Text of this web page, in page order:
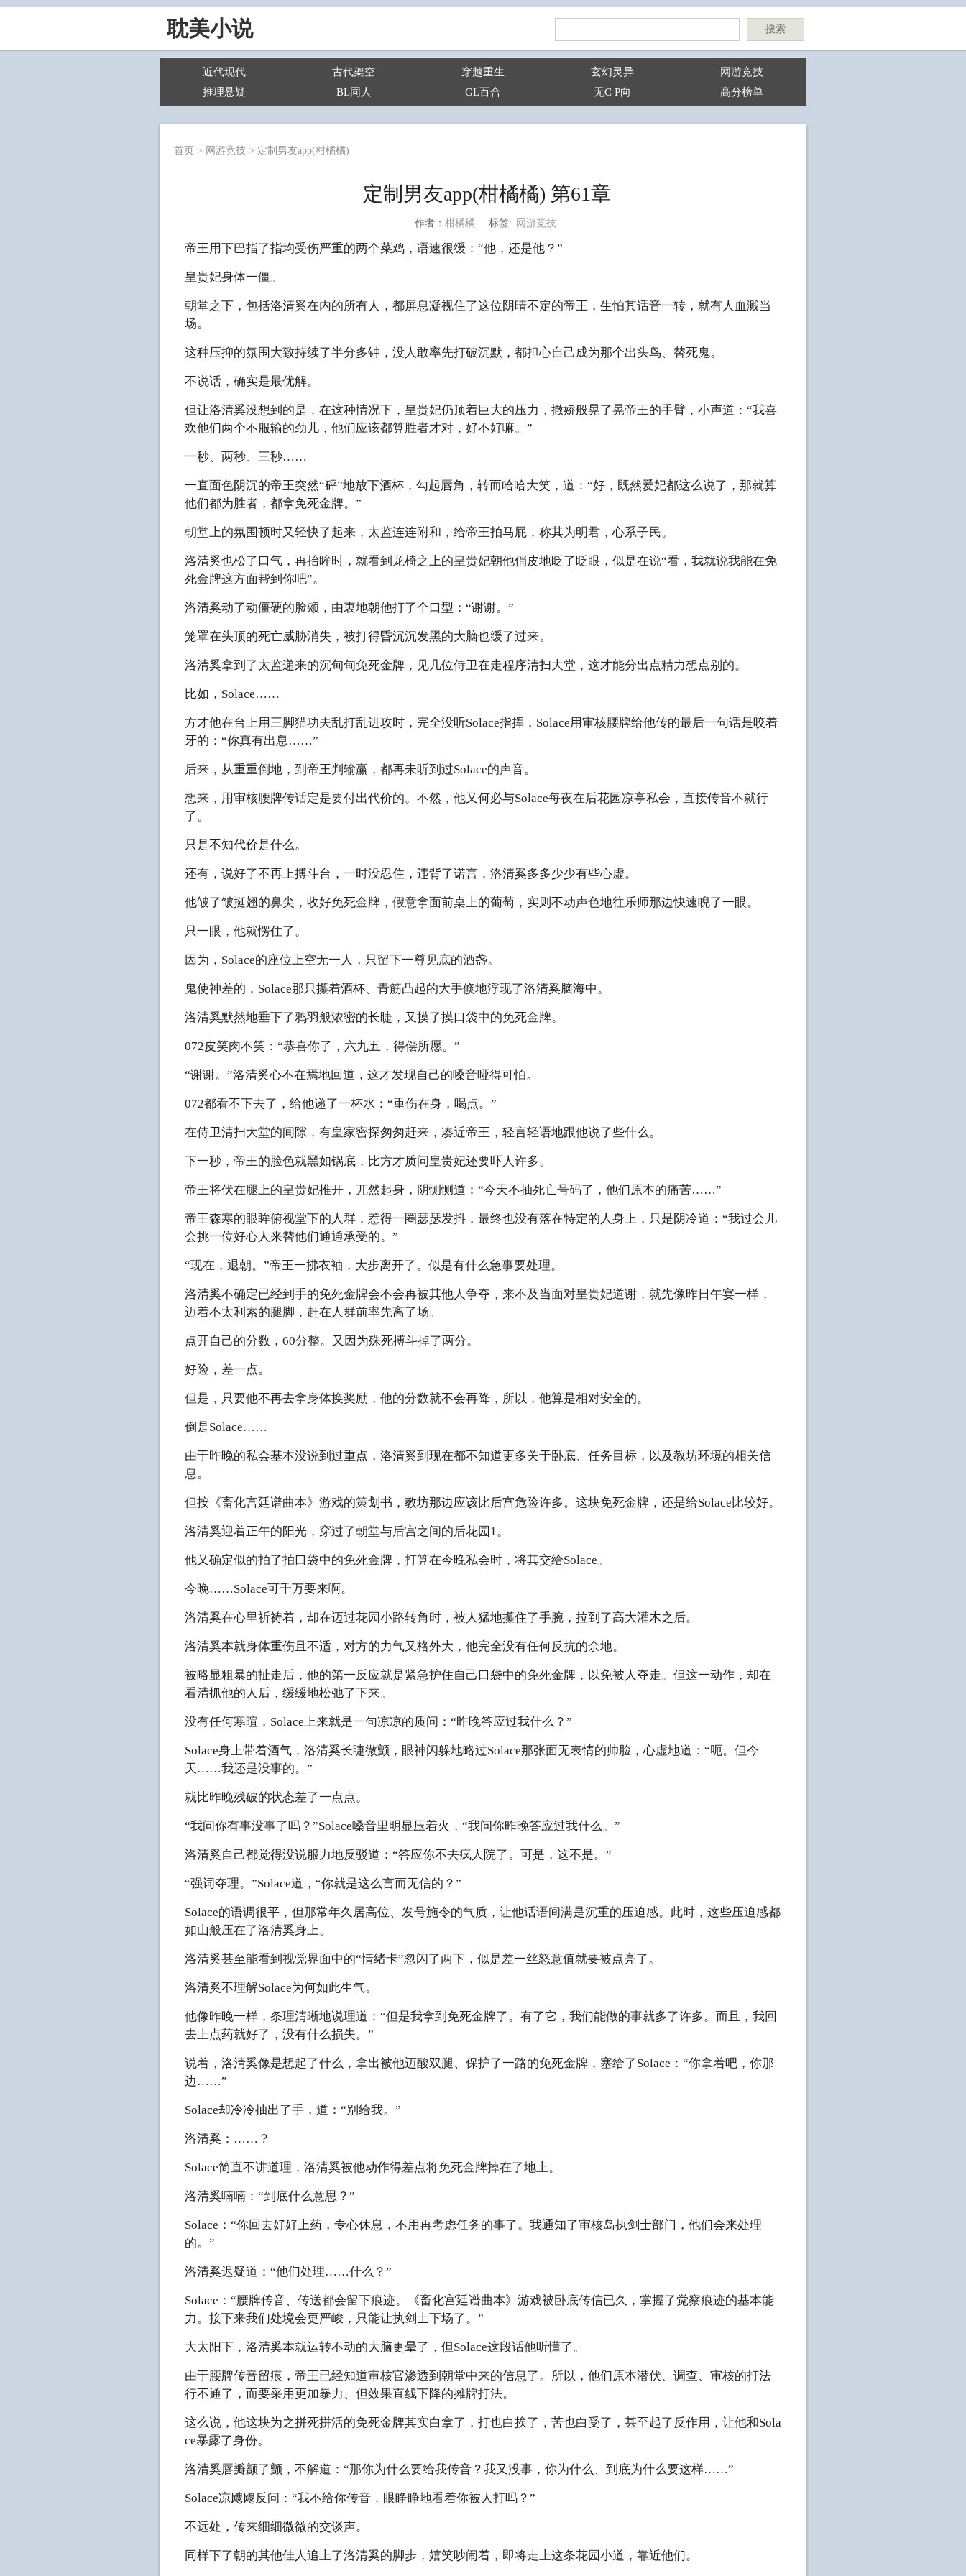
耽美小说 搜索
近代现代 古代架空 穿越重生 玄幻灵异
网游竞技
推理悬疑
BL同人 GL百合 无C P向 高分榜单
首页 > 网游竞技 > 定制男友app(柑橘橘)
定制男友app(柑橘橘) 第61章
作者： 柑橘橘 标签: 网游竞技
帝王用下巴指了指均受伤严重的两个菜鸡，语速很缓：“他，还是他？”
皇贵妃身体一僵。
朝堂之下，包括洛清奚在内的所有人，都屏息凝视住了这位阴晴不定的帝王，生怕其话音一转，就有人血溅当
场。
这种压抑的氛围大致持续了半分多钟，没人敢率先打破沉默，都担心自己成为那个出头鸟、替死鬼。
不说话，确实是最优解。
但让洛清奚没想到的是，在这种情况下，皇贵妃仍顶着巨大的压力，撒娇般晃了晃帝王的手臂，小声道：“我喜
欢他们两个不服输的劲儿，他们应该都算胜者才对，好不好嘛。”
一秒、两秒、三秒……
一直面色阴沉的帝王突然“砰”地放下酒杯，勾起唇角，转而哈哈大笑，道：“好，既然爱妃都这么说了，那就算
他们都为胜者，都拿免死金牌。”
朝堂上的氛围顿时又轻快了起来，太监连连附和，给帝王拍马屁，称其为明君，心系子民。
洛清奚也松了口气，再抬眸时，就看到龙椅之上的皇贵妃朝他俏皮地眨了眨眼，似是在说“看，我就说我能在免
死金牌这方面帮到你吧”。
洛清奚动了动僵硬的脸颊，由衷地朝他打了个口型：“谢谢。”
笼罩在头顶的死亡威胁消失，被打得昏沉沉发黑的大脑也缓了过来。
洛清奚拿到了太监递来的沉甸甸免死金牌，见几位侍卫在走程序清扫大堂，这才能分出点精力想点别的。
比如，Solace……
方才他在台上用三脚猫功夫乱打乱进攻时，完全没听Solace指挥，Solace用审核腰牌给他传的最后一句话是咬着
牙的：“你真有出息……”
后来，从重重倒地，到帝王判输赢，都再未听到过Solace的声音。
想来，用审核腰牌传话定是要付出代价的。不然，他又何必与Solace每夜在后花园凉亭私会，直接传音不就行
了。
只是不知代价是什么。
还有，说好了不再上搏斗台，一时没忍住，违背了诺言，洛清奚多多少少有些心虚。
他皱了皱挺翘的鼻尖，收好免死金牌，假意拿面前桌上的葡萄，实则不动声色地往乐师那边快速睨了一眼。
只一眼，他就愣住了。
因为，Solace的座位上空无一人，只留下一尊见底的酒盏。
鬼使神差的，Solace那只攥着酒杯、青筋凸起的大手倏地浮现了洛清奚脑海中。
洛清奚默然地垂下了鸦羽般浓密的长睫，又摸了摸口袋中的免死金牌。
072皮笑肉不笑：“恭喜你了，六九五，得偿所愿。”
“谢谢。”洛清奚心不在焉地回道，这才发现自己的嗓音哑得可怕。
072都看不下去了，给他递了一杯水：“重伤在身，喝点。”
在侍卫清扫大堂的间隙，有皇家密探匆匆赶来，凑近帝王，轻言轻语地跟他说了些什么。
下一秒，帝王的脸色就黑如锅底，比方才质问皇贵妃还要吓人许多。
帝王将伏在腿上的皇贵妃推开，兀然起身，阴恻恻道：“今天不抽死亡号码了，他们原本的痛苦……”
帝王森寒的眼眸俯视堂下的人群，惹得一圈瑟瑟发抖，最终也没有落在特定的人身上，只是阴冷道：“我过会儿
会挑一位好心人来替他们通通承受的。”
“现在，退朝。”帝王一拂衣袖，大步离开了。似是有什么急事要处理。
洛清奚不确定已经到手的免死金牌会不会再被其他人争夺，来不及当面对皇贵妃道谢，就先像昨日午宴一样，
迈着不太利索的腿脚，赶在人群前率先离了场。
点开自己的分数，60分整。又因为殊死搏斗掉了两分。
好险，差一点。
但是，只要他不再去拿身体换奖励，他的分数就不会再降，所以，他算是相对安全的。
倒是Solace……
由于昨晚的私会基本没说到过重点，洛清奚到现在都不知道更多关于卧底、任务目标，以及教坊环境的相关信
息。
但按《畜化宫廷谱曲本》游戏的策划书，教坊那边应该比后宫危险许多。这块免死金牌，还是给Solace比较好。
洛清奚迎着正午的阳光，穿过了朝堂与后宫之间的后花园1。
他又确定似的拍了拍口袋中的免死金牌，打算在今晚私会时，将其交给Solace。
今晚……Solace可千万要来啊。
洛清奚在心里祈祷着，却在迈过花园小路转角时，被人猛地攥住了手腕，拉到了高大灌木之后。
洛清奚本就身体重伤且不适，对方的力气又格外大，他完全没有任何反抗的余地。
被略显粗暴的扯走后，他的第一反应就是紧急护住自己口袋中的免死金牌，以免被人夺走。但这一动作，却在
看清抓他的人后，缓缓地松弛了下来。
没有任何寒暄，Solace上来就是一句凉凉的质问：“昨晚答应过我什么？”
Solace身上带着酒气，洛清奚长睫微颤，眼神闪躲地略过Solace那张面无表情的帅脸，心虚地道：“呃。但今
天……我还是没事的。”
就比昨晚残破的状态差了一点点。
“我问你有事没事了吗？”Solace嗓音里明显压着火，“我问你昨晚答应过我什么。”
洛清奚自己都觉得没说服力地反驳道：“答应你不去疯人院了。可是，这不是。”
“强词夺理。”Solace道，“你就是这么言而无信的？”
Solace的语调很平，但那常年久居高位、发号施令的气质，让他话语间满是沉重的压迫感。此时，这些压迫感都
如山般压在了洛清奚身上。
洛清奚甚至能看到视觉界面中的“情绪卡”忽闪了两下，似是差一丝怒意值就要被点亮了。
洛清奚不理解Solace为何如此生气。
他像昨晚一样，条理清晰地说理道：“但是我拿到免死金牌了。有了它，我们能做的事就多了许多。而且，我回
去上点药就好了，没有什么损失。”
说着，洛清奚像是想起了什么，拿出被他迈酸双腿、保护了一路的免死金牌，塞给了Solace：“你拿着吧，你那
边……”
Solace却冷冷抽出了手，道：“别给我。”
洛清奚：……？
Solace简直不讲道理，洛清奚被他动作得差点将免死金牌掉在了地上。
洛清奚喃喃：“到底什么意思？”
Solace：“你回去好好上药，专心休息，不用再考虑任务的事了。我通知了审核岛执剑士部门，他们会来处理
的。”
洛清奚迟疑道：“他们处理……什么？”
Solace：“腰牌传音、传送都会留下痕迹。《畜化宫廷谱曲本》游戏被卧底传信已久，掌握了觉察痕迹的基本能
力。接下来我们处境会更严峻，只能让执剑士下场了。”
大太阳下，洛清奚本就运转不动的大脑更晕了，但Solace这段话他听懂了。
由于腰牌传音留痕，帝王已经知道审核官渗透到朝堂中来的信息了。所以，他们原本潜伏、调查、审核的打法
行不通了，而要采用更加暴力、但效果直线下降的摊牌打法。
这么说，他这块为之拼死拼活的免死金牌其实白拿了，打也白挨了，苦也白受了，甚至起了反作用，让他和Sola
ce暴露了身份。
洛清奚唇瓣颤了颤，不解道：“那你为什么要给我传音？我又没事，你为什么、到底为什么要这样……”
Solace凉飕飕反问：“我不给你传音，眼睁睁地看着你被人打吗？”
不远处，传来细细微微的交谈声。
同样下了朝的其他佳人追上了洛清奚的脚步，嬉笑吵闹着，即将走上这条花园小道，靠近他们。